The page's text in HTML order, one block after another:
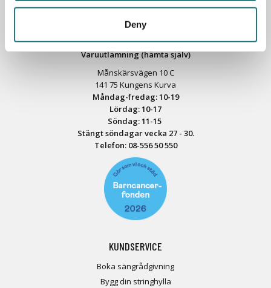
Deny
Telefon:08-702 78 22
Se öppettider för helgdag här
Fri parkering på Åsögatan 121
Varuutlämning (hämta själv)
Månskärsvägen 10 C
141 75 Kungens Kurva
Måndag-fredag: 10-19
Lördag: 10-17
Söndag: 11-15
Stängt söndagar vecka 27 - 30.
Telefon: 08-556 50 550
KUNDSERVICE
Boka sängrådgivning
Bygg din stringhylla